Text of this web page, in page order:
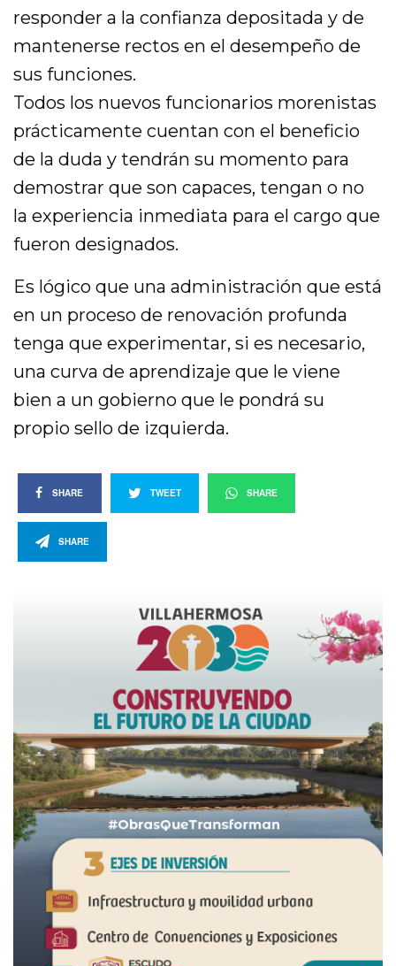
responder a la confianza depositada y de
mantenerse rectos en el desempeño de
sus funciones.
Todos los nuevos funcionarios morenistas
prácticamente cuentan con el beneficio
de la duda y tendrán su momento para
demostrar que son capaces, tengan o no
la experiencia inmediata para el cargo que
fueron designados.
Es lógico que una administración que está
en un proceso de renovación profunda
tenga que experimentar, si es necesario,
una curva de aprendizaje que le viene
bien a un gobierno que le pondrá su
propio sello de izquierda.
SHARE TWEET SHARE
SHARE